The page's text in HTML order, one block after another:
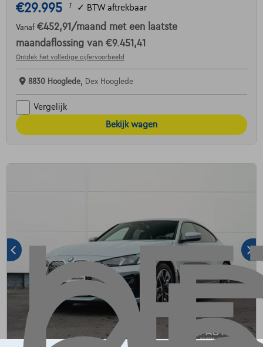
€29.995 1 ✓ BTW aftrekbaar
Vanaf €452,91 /maand met een laatste
maandaflossing van €9.451,41
Ontdek het volledige cijfervoorbeeld
8830 Hooglede, Dex Hooglede
Vergelijk
Bekijk wagen